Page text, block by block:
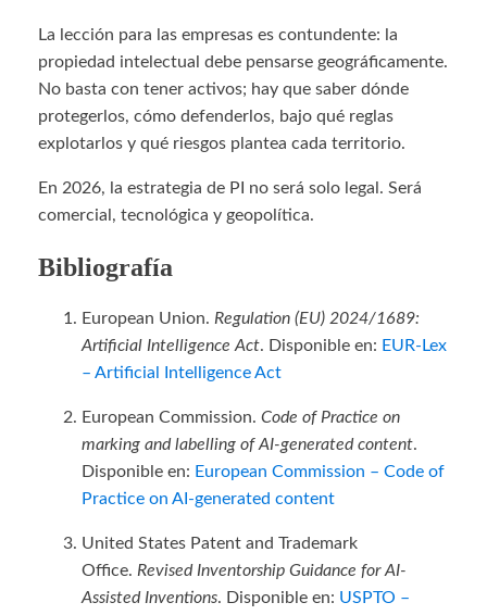
La lección para las empresas es contundente: la
propiedad intelectual debe pensarse geográficamente.
No basta con tener activos; hay que saber dónde
protegerlos, cómo defenderlos, bajo qué reglas
explotarlos y qué riesgos plantea cada territorio.
En 2026, la estrategia de PI no será solo legal. Será
comercial, tecnológica y geopolítica.
Bibliografía
European Union. Regulation (EU) 2024/1689:
Artificial Intelligence Act. Disponible en: EUR-Lex
– Artificial Intelligence Act
European Commission. Code of Practice on
marking and labelling of AI-generated content.
Disponible en: European Commission – Code of
Practice on AI-generated content
United States Patent and Trademark
Office. Revised Inventorship Guidance for AI-
Assisted Inventions. Disponible en: USPTO –